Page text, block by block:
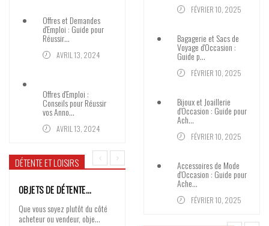
Offres et Demandes
d'Emploi : Guide pour
Réussir…
AVRIL 13, 2024
Offres d'Emploi :
Conseils pour Réussir
vos Anno…
AVRIL 13, 2024
DÉTENTE ET LOISIRS
OBJETS DE DÉTENTE…
Que vous soyez plutôt du côté
acheteur ou vendeur, obje...
FÉVRIER 10, 2025
Bagagerie et Sacs de
Voyage d'Occasion :
Guide p…
FÉVRIER 10, 2025
Bijoux et Joaillerie
d'Occasion : Guide pour
Ach…
FÉVRIER 10, 2025
Accessoires de Mode
d'Occasion : Guide pour
Ache…
FÉVRIER 10, 2025